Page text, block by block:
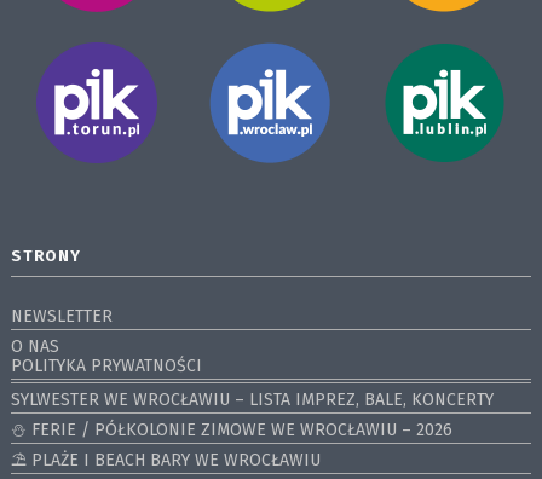
STRONY
NEWSLETTER
O NAS
POLITYKA PRYWATNOŚCI
SYLWESTER WE WROCŁAWIU – LISTA IMPREZ, BALE, KONCERTY
⛄️ FERIE / PÓŁKOLONIE ZIMOWE WE WROCŁAWIU – 2026
⛱️ PLAŻE I BEACH BARY WE WROCŁAWIU